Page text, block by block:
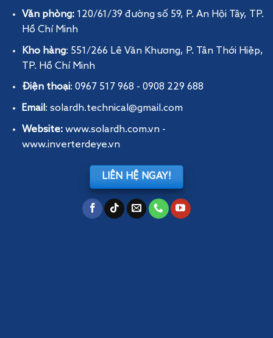
Văn phòng: 120/61/39 đường số 59, P. An Hội Tây, TP.
Hồ Chí Minh
Kho hàng: 551/266 Lê Văn Khương, P. Tân Thới Hiệp,
TP. Hồ Chí Minh
Điện thoại: 0967 517 968 - 0908 229 688
Email : solardh.technical@gmail.com
Website: www.solardh.com.vn-
www.inverterdeye.vn
LIÊN HỆ NGAY!